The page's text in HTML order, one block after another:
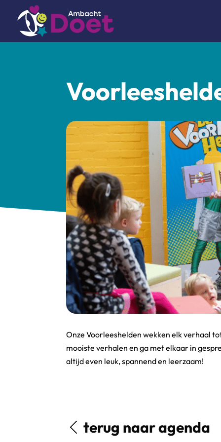
Onze Voorleeshelden wekken elk verhaal
mooiste verhalen en ga met elkaar in
altijd even leuk, spannend en leerzaam!
terug naar agenda